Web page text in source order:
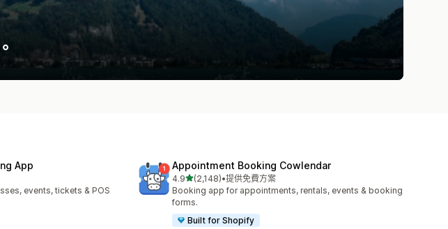
App
events, tickets & POS
Appointment Booking Cowlendar
4.9滿分 5 顆星
(2,148)
共有 2148 則評價
•提供免費方案
Booking app for appointments, rentals, events & booking
forms.
Built for Shopify